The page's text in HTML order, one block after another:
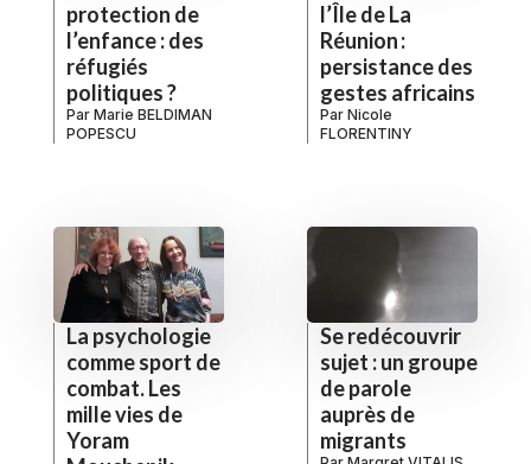
protection de
l’enfance : des
réfugiés
politiques ?
Par Marie BELDIMAN
POPESCU
l’Île de La
Réunion :
persistance des
gestes africains
Par Nicole
FLORENTINY
La psychologie
comme sport de
combat. Les
mille vies de
Yoram
Se redécouvrir
sujet : un groupe
de parole
auprès de
migrants